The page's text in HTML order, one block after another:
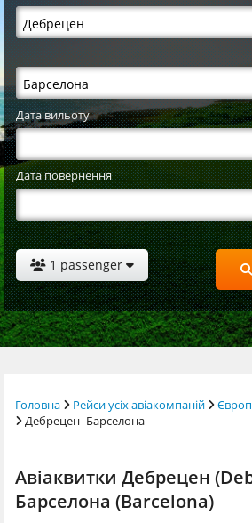
Дата вильоту
Дата повернення
1 passenger
Головна Рейси усіх авіакомпаній
Дебрецен–Барселона
Авіаквитки Дебрецен
Барселона (Barcelona)